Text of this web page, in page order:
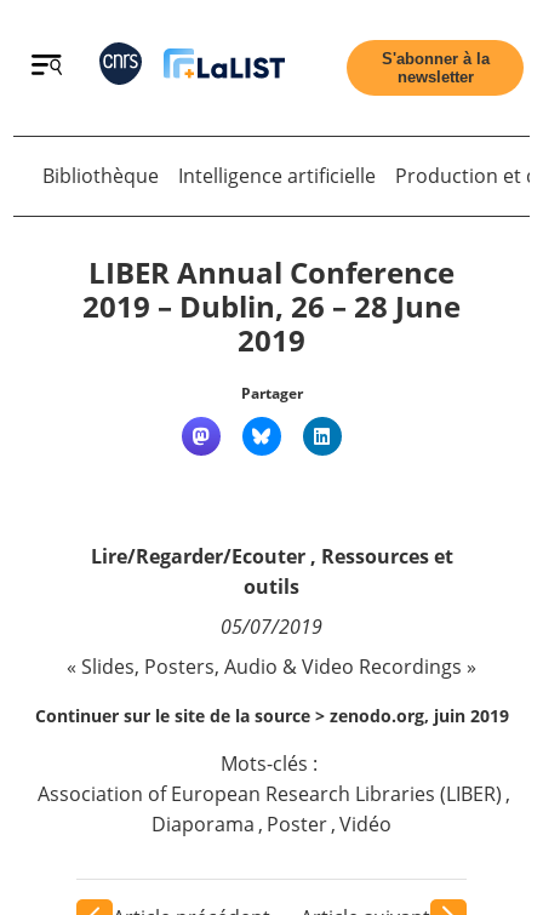
Retour
Contact
S'abonner à la
newsletter
Bibliothèque
Intelligence artificielle Production et
LIBER Annual Conference
2019 – Dublin, 26 – 28 June
2019
Partager
Lire/Regarder/Ecouter, Ressources et
outils
05/07/2019
« Slides, Posters, Audio & Video Recordings »
Continuer sur le site de la source > zenodo.org, juin 2019
Mots-clés :
Association of European Research Libraries (LIBER) ,
Diaporama , Poster,Vidéo